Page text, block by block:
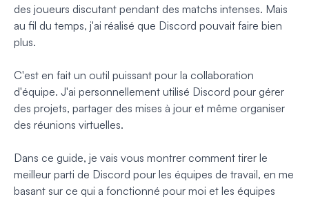
des joueurs discutant pendant des matchs intenses. Mais
au fil du temps, j'ai réalisé que Discord pouvait faire bien
plus.
C'est en fait un outil puissant pour la collaboration
d'équipe. J'ai personnellement utilisé Discord pour gérer
des projets, partager des mises à jour et même organiser
des réunions virtuelles.
Dans ce guide, je vais vous montrer comment tirer le
meilleur parti de Discord pour les équipes de travail, en me
basant sur ce qui a fonctionné pour moi et les équipes